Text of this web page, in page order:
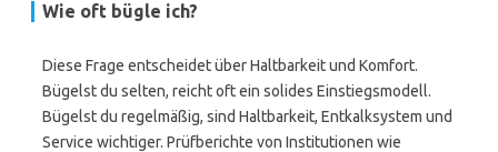
Wie oft bügle ich?
Diese Frage entscheidet über Haltbarkeit und Komfort.
Bügelst du selten, reicht oft ein solides Einstiegsmodell.
Bügelst du regelmäßig, sind Haltbarkeit, Entkalksystem und
Service wichtiger. Prüfberichte von Institutionen wie